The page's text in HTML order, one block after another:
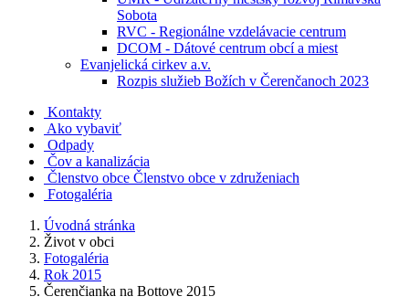
Sobota
RVC - Regionálne vzdelávacie centrum
DCOM - Dátové centrum obcí a miest
Evanjelická cirkev a.v.
Rozpis služieb Božích v Čerenčanoch 2023
Kontakty
Ako vybaviť
Odpady
Čov a kanalizácia
Členstvo obce Členstvo obce v združeniach
Fotogaléria
Úvodná stránka
Život v obci
Fotogaléria
Rok 2015
Čerenčianka na Bottove 2015